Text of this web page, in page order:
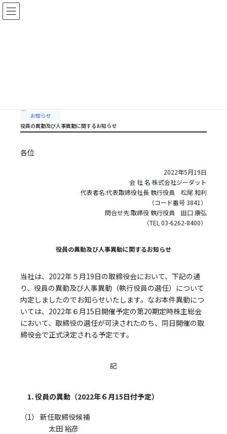
コ
ン
ナ
ビ
お知らせ
役員の異動及び人事異動に関するお知らせ
各位
2022年5月19日
会 社 名 株式会社ジーダット
代表者名:代表取締役社長 執行役員 松尾 和利
（コード番号 3841）
問合せ先:取締役 執行役員 田口 康弘
（TEL 03-6262-8400）
役員の異動及び人事異動に関するお知らせ
当社は、2022年５月19日の取締役会において、下記の通
り、役員の異動及び人事異動（執行役員の選任）について
内定しましたのでお知らせいたします。なお本件異動につ
いては、2022年６月15日開催予定の第20期定時株主総会
において、取締役の選任が可決されたのち、同日開催の取
締役会で正式決定される予定です。
記
1. 役員の異動（2022年６月15日付予定）
（1） 新任取締役候補
太田 裕彦